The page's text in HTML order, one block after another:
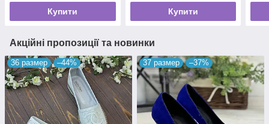
Купити Купити
Акційні пропозиції та новинки
36 размер –44% 37 размер –37%